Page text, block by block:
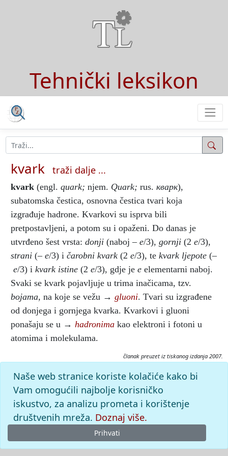
Tehnički leksikon
kvark traži dalje ...
kvark (engl. quark; njem. Quark; rus. кварк),
subatomska čestica, osnovna čestica tvari koja
izgrađuje hadrone. Kvarkovi su isprva bili
pretpostavljeni, a potom su i opaženi. Do danas je
utvrđeno šest vrsta: donji (naboj – e/3), gornji (2 e/3),
strani (– e/3) i čarobni kvark (2 e/3), te kvark ljepote (–
e/3) i kvark istine (2 e/3), gdje je e elementarni naboj.
Svaki se kvark pojavljuje u trima inačicama, tzv.
bojama, na koje se vežu → gluoni. Tvari su izgrađene
od donjega i gornjega kvarka. Kvarkovi i gluoni
ponašaju se u → hadronima kao elektroni i fotoni u
atomima i molekulama.
članak preuzet iz tiskanog izdanja 2007.
Citiranje:
zavod Miroslav Krleža, 2026. Pristupljeno 8.8.2026.
<https://tehnicki.lzmk.hr/clanak/kvark>.
Naše web stranice koriste kolačiće kako bi
Vam omogućili najbolje korisničko
iskustvo, za analizu prometa i korištenje
društvenih mreža. Doznaj više.
Prihvati
© 2026Leksikografski zavodMiroslav Krleža